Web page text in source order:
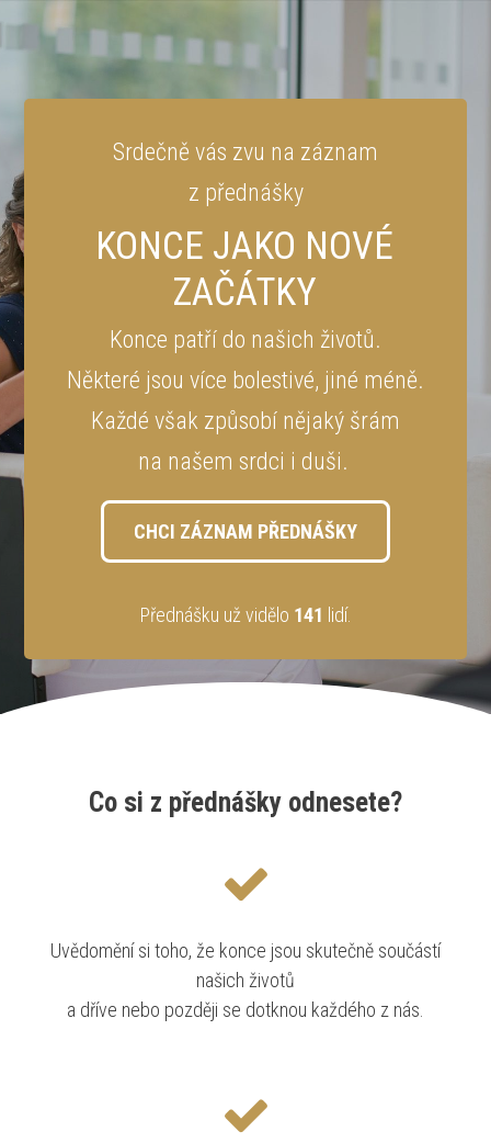
Srdečně vás zvu na záznam
z přednášky
KONCE JAKO NOVÉ
ZAČÁTKY
Konce patří do našich životů.
Některé jsou více bolestivé, jiné méně.
Každé však způsobí nějaký šrám
na našem srdci i duši.
CHCI ZÁZNAM PŘEDNÁŠKY
Přednášku už vidělo 141 lidí.
Co si z přednášky odnesete?
Uvědomění si toho, že konce jsou skutečně součástí
našich životů
a dříve nebo později se dotknou každého z nás.